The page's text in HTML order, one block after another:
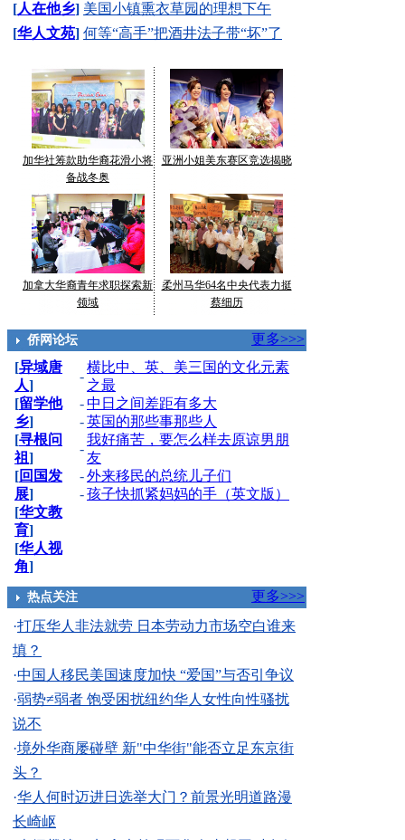
[人在他乡] 美国小镇熏衣草园的理想下午
[华人文苑] 何等“高手”把酒井法子带“坏”了
加华社筹款助华裔花滑小将
备战冬奥
亚洲小姐美东赛区竞选揭晓
加拿大华裔青年求职探索新
领域
柔州马华64名中央代表力挺
蔡细历
侨网论坛
更多>>>
[异域唐
人]
[留学他
乡]
[寻根问
祖]
[回国发
展]
[华文教
育]
[华人视
角]
-
横比中、英、美三国的文化元素
之最
- 中日之间差距有多大
- 英国的那些事那些人
-
我好痛苦，要怎么样去原谅男朋
友
- 外来移民的总统儿子们
- 孩子快抓紧妈妈的手（英文版）
热点关注
更多>>>
·打压华人非法就劳 日本劳动力市场空白谁来
填？
·中国人移民美国速度加快 “爱国”与否引争议
·弱势≠弱者 饱受困扰纽约华人女性向性骚扰
说不
·境外华商屡碰壁 新"中华街"能否立足东京街
头？
·华人何时迈进日选举大门？前景光明道路漫
长崎岖